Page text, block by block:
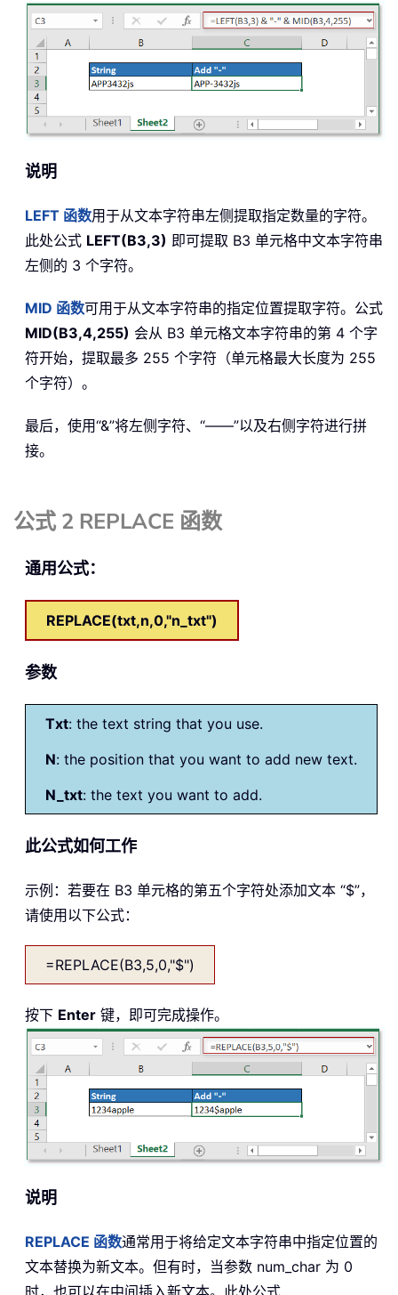
说明
LEFT 函数用于从文本字符串左侧提取指定数量的字符。
此处公式 LEFT(B3,3) 即可提取 B3 单元格中文本字符串
左侧的 3 个字符。
MID 函数可用于从文本字符串的指定位置提取字符。公式
MID(B3,4,255) 会从 B3 单元格文本字符串的第 4 个字
符开始，提取最多 255 个字符（单元格最大长度为 255
个字符）。
最后，使用“&”将左侧字符、“——”以及右侧字符进行拼
接。
公式 2 REPLACE 函数
通用公式：
REPLACE(txt,n,0,"n_txt")
参数
Txt: the text string that you use.
N: the position that you want to add new text.
N_txt: the text you want to add.
此公式如何工作
示例：若要在 B3 单元格的第五个字符处添加文本 “$”，
请使用以下公式：
=REPLACE(B3,5,0,"$")
按下 Enter 键，即可完成操作。
说明
REPLACE 函数通常用于将给定文本字符串中指定位置的
文本替换为新文本。但有时，当参数 num_char 为 0